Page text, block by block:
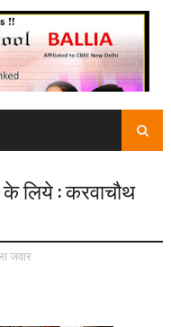
लिये : करवाचौथ
जवार